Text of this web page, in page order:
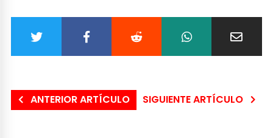
ANTERIOR ARTÍCULO SIGUIENTE ARTÍCULO